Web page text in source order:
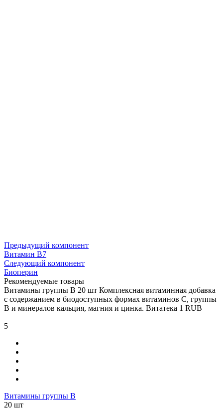
Предыдущий компонент
Витамин В7
Следующий компонент
Биоперин
Рекомендуемые товары
Витамины группы В 20 шт Комплексная витаминная добавка
с содержанием в биодоступных формах витаминов С, группы
В и минералов кальция, магния и цинка. Витатека 1 RUB
5
Витамины группы В
20 шт